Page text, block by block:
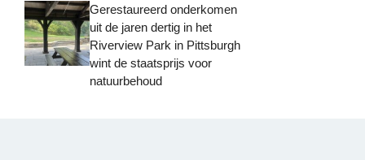
Gerestaureerd onderkomen
uit de jaren dertig in het
Riverview Park in Pittsburgh
wint de staatsprijs voor
natuurbehoud